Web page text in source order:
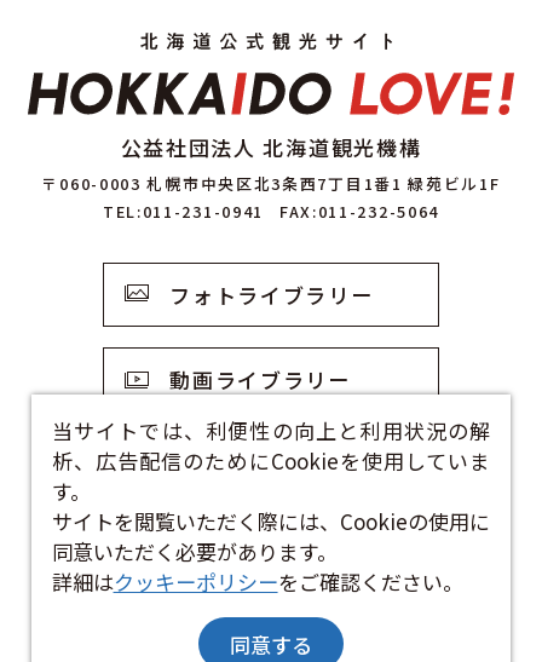
公益社団法人 北海道観光機構
〒060-0003 札幌市中央区北3条西7丁目1番1 緑苑ビル1F
TEL:011-231-0941
FAX:011-232-5064
フォトライブラリー
動画ライブラリー
観光資料
お問い合わせフォーム
当サイトでは、利便性の向上と利用状況の解
析、広告配信のためにCookieを使用していま
す。
サイトを閲覧いただく際には、Cookieの使用に
同意いただく必要があります。
詳細はクッキーポリシーをご確認ください。
同意する